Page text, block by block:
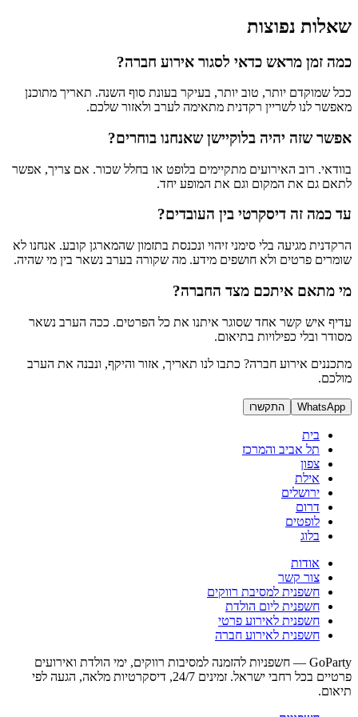
שאלות נפוצות
כמה זמן מראש כדאי לסגור אירוע חברה?
ככל שמוקדם יותר, טוב יותר, בעיקר בעונת סוף השנה. תאריך מתוכנן
מאפשר לנו לשריין רקדנית מתאימה לערב ולאזור שלכם.
אפשר שזה יהיה בלוקיישן שאנחנו בוחרים?
בוודאי. רוב האירועים מתקיימים בלופט או בחלל שכור. אם צריך, אפשר
לתאם גם את המקום וגם את המופע יחד.
עד כמה זה דיסקרטי בין העובדים?
הרקדנית מגיעה בלי סימני זיהוי ונכנסת בתזמון שהמארגן קובע. אנחנו לא
שומרים פרטים ולא חושפים מידע. מה שקורה בערב נשאר בין מי שהיה.
מי מתאם איתכם מצד החברה?
עדיף איש קשר אחד שסוגר איתנו את כל הפרטים. ככה הערב נשאר
מסודר ובלי כפילויות בתיאום.
מתכננים אירוע חברה? כתבו לנו תאריך, אזור והיקף, ונבנה את הערב
מולכם.
WhatsApp התקשרו
בית
תל אביב והמרכז
צפון
אילת
ירושלים
דרום
לופטים
בלוג
אודות
צור קשר
חשפנית למסיבת רווקים
חשפנית ליום הולדת
חשפנית לאירוע פרטי
חשפנית לאירוע חברה
GoParty — חשפניות להזמנה למסיבות רווקים, ימי הולדת ואירועים
פרטיים בכל רחבי ישראל. זמינים 24/7, דיסקרטיות מלאה, הגעה לפי
תיאום.